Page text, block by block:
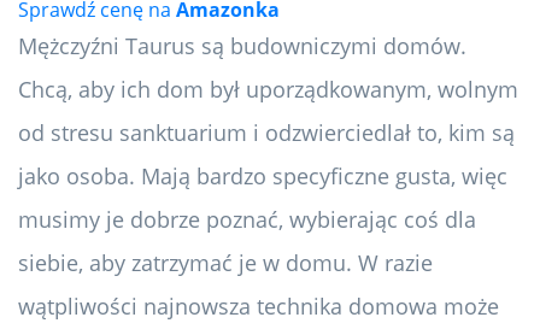
Sprawdź cenę na Amazonka
Mężczyźni Taurus są budowniczymi domów.
Chcą, aby ich dom był uporządkowanym, wolnym
od stresu sanktuarium i odzwierciedlał to, kim są
jako osoba. Mają bardzo specyficzne gusta, więc
musimy je dobrze poznać, wybierając coś dla
siebie, aby zatrzymać je w domu. W razie
wątpliwości najnowsza technika domowa może